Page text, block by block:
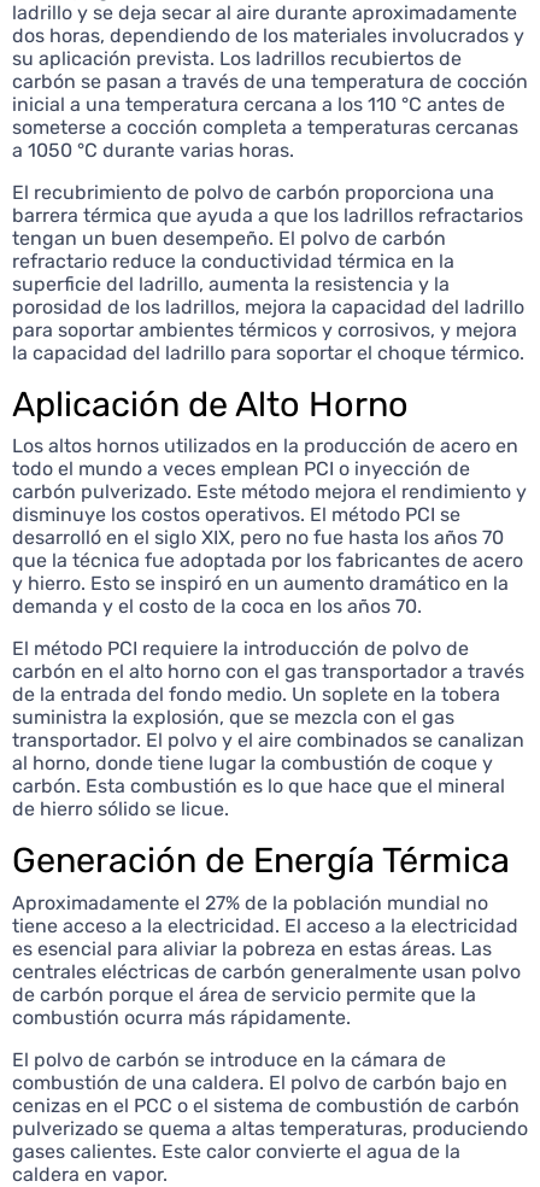
ladrillo y se deja secar al aire durante aproximadamente
dos horas, dependiendo de los materiales involucrados y
su aplicación prevista. Los ladrillos recubiertos de
carbón se pasan a través de una temperatura de cocción
inicial a una temperatura cercana a los 110 °C antes de
someterse a cocción completa a temperaturas cercanas
a 1050 °C durante varias horas.
El recubrimiento de polvo de carbón proporciona una
barrera térmica que ayuda a que los ladrillos refractarios
tengan un buen desempeño. El polvo de carbón
refractario reduce la conductividad térmica en la
superficie del ladrillo, aumenta la resistencia y la
porosidad de los ladrillos, mejora la capacidad del ladrillo
para soportar ambientes térmicos y corrosivos, y mejora
la capacidad del ladrillo para soportar el choque térmico.
Aplicación de Alto Horno
Los altos hornos utilizados en la producción de acero en
todo el mundo a veces emplean PCI o inyección de
carbón pulverizado. Este método mejora el rendimiento y
disminuye los costos operativos. El método PCI se
desarrolló en el siglo XIX, pero no fue hasta los años 70
que la técnica fue adoptada por los fabricantes de acero
y hierro. Esto se inspiró en un aumento dramático en la
demanda y el costo de la coca en los años 70.
El método PCI requiere la introducción de polvo de
carbón en el alto horno con el gas transportador a través
de la entrada del fondo medio. Un soplete en la tobera
suministra la explosión, que se mezcla con el gas
transportador. El polvo y el aire combinados se canalizan
al horno, donde tiene lugar la combustión de coque y
carbón. Esta combustión es lo que hace que el mineral
de hierro sólido se licue.
Generación de Energía Térmica
Aproximadamente el 27% de la población mundial no
tiene acceso a la electricidad. El acceso a la electricidad
es esencial para aliviar la pobreza en estas áreas. Las
centrales eléctricas de carbón generalmente usan polvo
de carbón porque el área de servicio permite que la
combustión ocurra más rápidamente.
El polvo de carbón se introduce en la cámara de
combustión de una caldera. El polvo de carbón bajo en
cenizas en el PCC o el sistema de combustión de carbón
pulverizado se quema a altas temperaturas, produciendo
gases calientes. Este calor convierte el agua de la
caldera en vapor.